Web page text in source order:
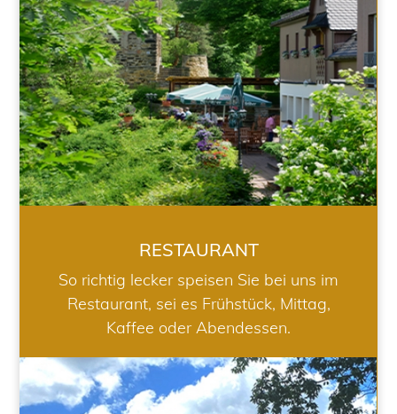
RESTAURANT
RESTAURANT
So richtig lecker speisen Sie bei uns im
Restaurant, sei es Frühstück, Mittag,
Kaffee oder Abendessen.